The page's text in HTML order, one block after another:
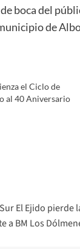
boca del
de
el Ciclo de
al 40 Aniversario
Sur El Ejido
a BM Los